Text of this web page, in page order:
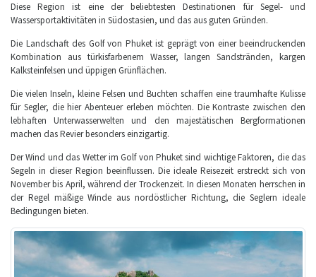
Diese Region ist eine der beliebtesten Destinationen für Segel- und
Wassersportaktivitäten in Südostasien, und das aus guten Gründen.
Die Landschaft des Golf von Phuket ist geprägt von einer beeindruckenden
Kombination aus türkisfarbenem Wasser, langen Sandstränden, kargen
Kalksteinfelsen und üppigen Grünflächen.
Die vielen Inseln, kleine Felsen und Buchten schaffen eine traumhafte Kulisse
für Segler, die hier Abenteuer erleben möchten. Die Kontraste zwischen den
lebhaften Unterwasserwelten und den majestätischen Bergformationen
machen das Revier besonders einzigartig.
Der Wind und das Wetter im Golf von Phuket sind wichtige Faktoren, die das
Segeln in dieser Region beeinflussen. Die ideale Reisezeit erstreckt sich von
November bis April, während der Trockenzeit. In diesen Monaten herrschen in
der Regel mäßige Winde aus nordöstlicher Richtung, die Seglern ideale
Bedingungen bieten.